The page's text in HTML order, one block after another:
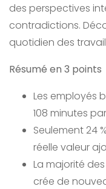
des perspectives
contradictions.
quotidien des
Résumé en 3 points
Les employés
108 minutes
Seulement 24
réelle valeur
La majorité
crée de